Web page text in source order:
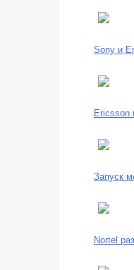
Sony и
Ericsson
Запуск
Nortel